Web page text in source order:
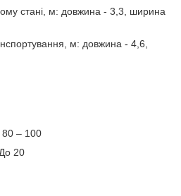
стані, м: довжина - 3,3, ширина
м: довжина - 4,6,
80 – 100
20